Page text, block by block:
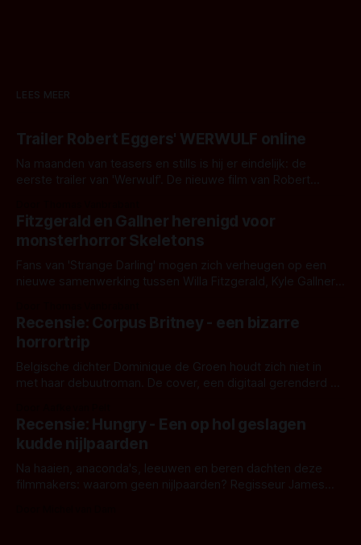
LEES MEER
Trailer Robert Eggers' WERWULF online
Na maanden van teasers en stills is hij er eindelijk: de
eerste trailer van 'Werwulf'. De nieuwe film van Robert
kille stijl vol folklore en mythe. Het topic deze keer is (kon
het het al raden?)... de weerwolf. Kijk je mee?
Fitzgerald en Gallner herenigd voor
monsterhorror Skeletons
Fans van 'Strange Darling' mogen zich verheugen op een
nieuwe samenwerking tussen Willa Fitzgerald, Kyle Gallner
'Skeletons', een nieuwe creature feature waarvoor de
opnames zijn gestart in Australië.
Recensie: Corpus Britney - een bizarre
horrortrip
Belgische dichter Dominique de Groen houdt zich niet in
met haar debuutroman. De cover, een digitaal gerenderd en
achtergrond, belooft iets kleurrijks maar onheilspellends,
iets ongrijpbaars. En dat maakt De Groen met ieder woord
waar.
Recensie: Hungry - Een op hol geslagen
kudde nijlpaarden
Na haaien, anaconda's, leeuwen en beren dachten deze
filmmakers: waarom geen nijlpaarden? Regisseur James